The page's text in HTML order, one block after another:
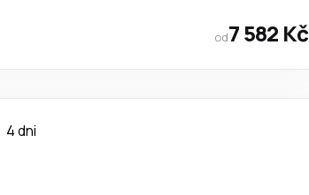
od7 582 Kč
4 dni